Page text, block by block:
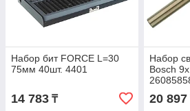
Набор бит FORCE L=30
75мм 40шт. 4401
14 783 ₸
Набор
Bosch
20 897